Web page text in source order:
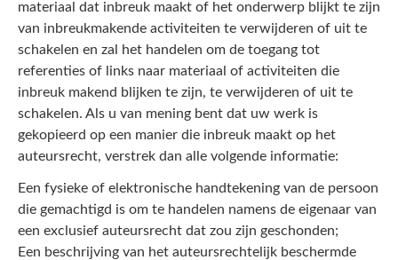
materiaal dat inbreuk maakt of het onderwerp blijkt te zijn
van inbreukmakende activiteiten te verwijderen of uit te
schakelen en zal het handelen om de toegang tot
referenties of links naar materiaal of activiteiten die
inbreuk makend blijken te zijn, te verwijderen of uit te
schakelen. Als u van mening bent dat uw werk is
gekopieerd op een manier die inbreuk maakt op het
auteursrecht, verstrek dan alle volgende informatie:
Een fysieke of elektronische handtekening van de persoon
die gemachtigd is om te handelen namens de eigenaar van
een exclusief auteursrecht dat zou zijn geschonden;
Een beschrijving van het auteursrechtelijk beschermde